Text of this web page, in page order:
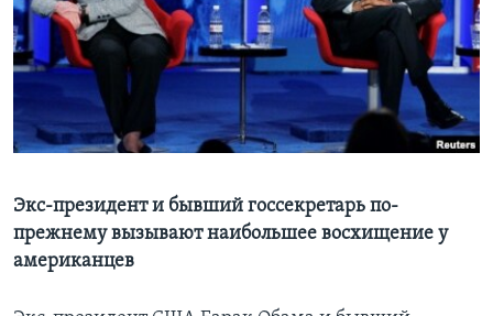
Learning English
СОЦИАЛЬНЫЕ СЕТИ
Языки
Экс-президент и бывший госсекретарь по-
прежнему вызывают наибольшее восхищение у
американцев